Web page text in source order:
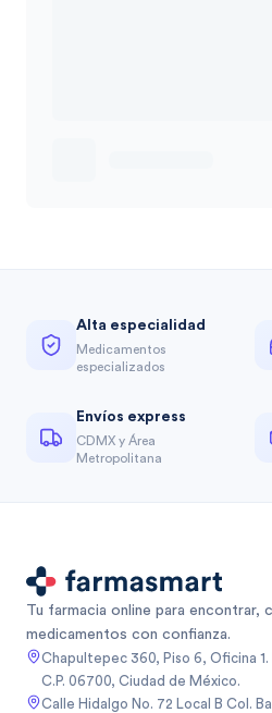
Alta especialidad
Medicamentos
especializados
Envíos express
CDMX y Área
Metropolitana
Tu farmacia online para encontrar,
medicamentos con confianza.
Chapultepec 360, Piso 6, Oficina
C.P. 06700, Ciudad de México.
Calle Hidalgo No. 72 Local B Col.